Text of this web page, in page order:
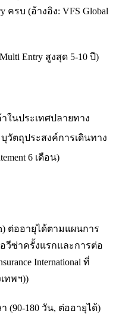
ครบ (อ้างอิง: VFS Global
Entry สูงสุด 5-10 ปี)
ในประเทศปลายทาง
วัตถุประสงค์การเดินทาง
6 เดือน)
ต่ออายุได้ตามแผนการ
วีซ่าครั้งแรกและการต่อ
International ที่
ทพฯ))
(90-180 วัน, ต่ออายุได้)